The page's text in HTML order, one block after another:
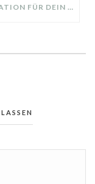
SCHLAFZIMMER MAKEOVER – INSPIRATION FÜR DEIN SCHLAFZIMMER: AUS ALT MACH NEU – HELL, GEMÜTLICH UND EINLADEND